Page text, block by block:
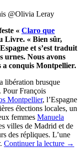
@Olivia Leray
« Claro que
Livre. « Bien sûr,
et s’est traduit
urnes. Nous avons
a conquis Montpellier.
libération brusque
Pour François
Montpellier, l’Espagne
élections locales, un
femmes Manuela
villes de Madrid et de
des répliques. L’une
Continuer la lecture →